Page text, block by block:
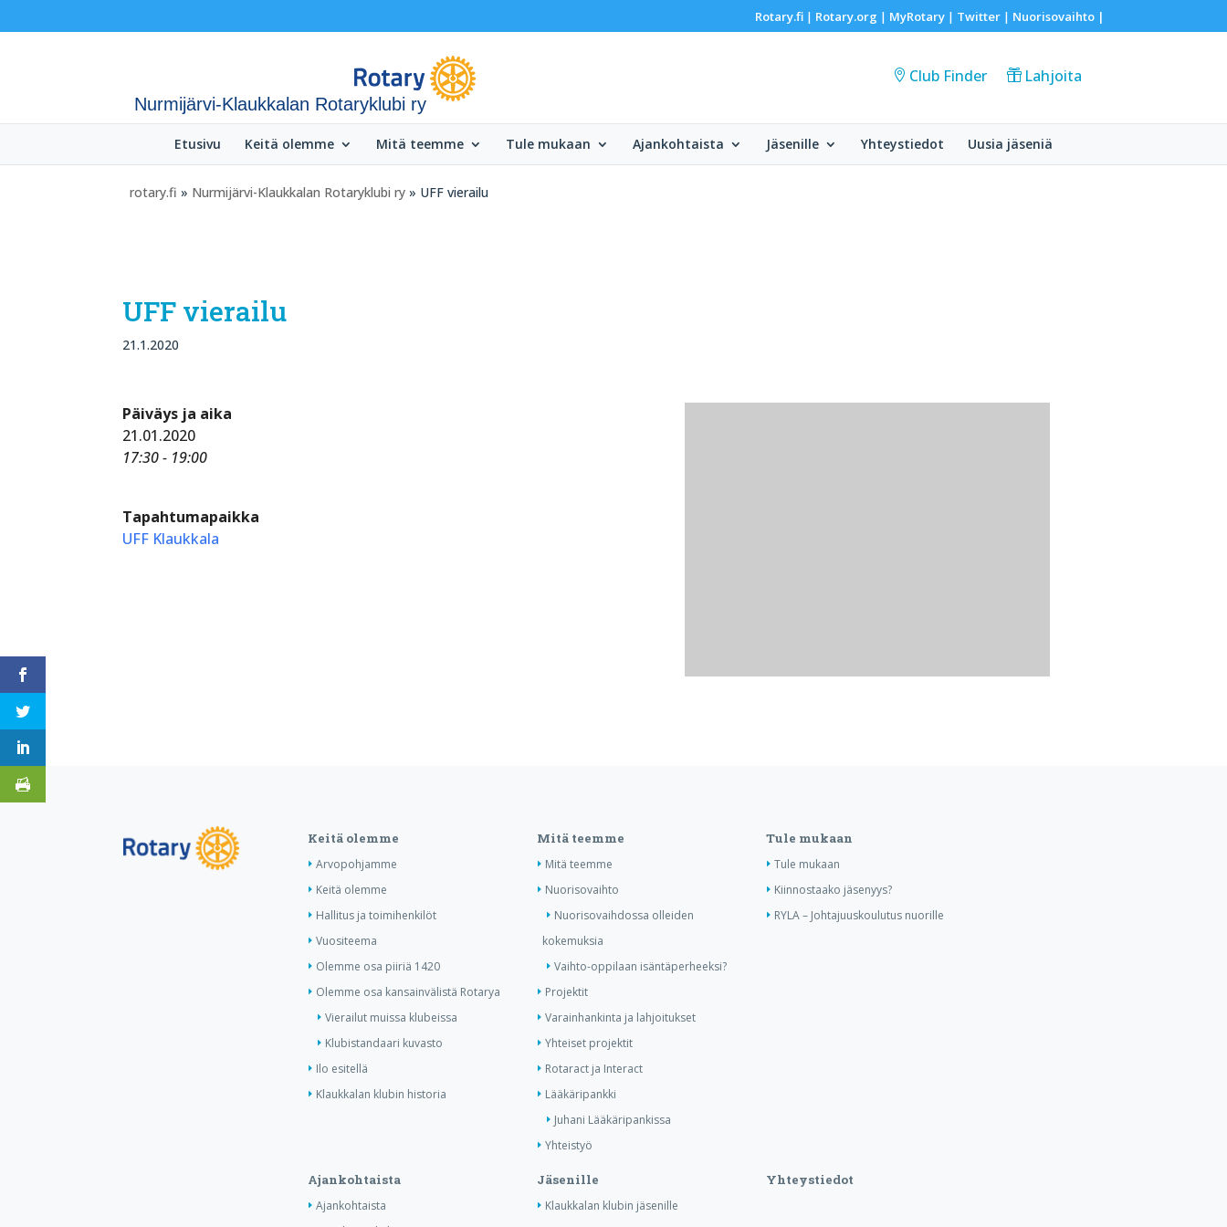
Rotary.fi| Rotary.org | MyRotary| Twitter| Nuorisovaihto|
Nurmijärvi-Klaukkalan Rotaryklubi ry
Club Finder Lahjoita
Etusivu Keitä olemme Mitä teemme Tule mukaan Ajankohtaista Jäsenille Yhteystiedot Uusia jäseniä
rotary.fi » Nurmijärvi-Klaukkalan Rotaryklubi ry » UFF vierailu
UFF vierailu
21.1.2020
Päiväys ja aika
21.01.2020
17:30 - 19:00
Tapahtumapaikka
UFF Klaukkala
Keitä olemme
Arvopohjamme
Keitä olemme
Hallitus ja toimihenkilöt
Vuositeema
Olemme osa piiriä 1420
Olemme osa kansainvälistä Rotarya
Vierailut muissa klubeissa
Klubistandaari kuvasto
Ilo esitellä
Klaukkalan klubin historia
Mitä teemme
Mitä teemme
Nuorisovaihto
Nuorisovaihdossa olleiden
kokemuksia
Vaihto-oppilaan isäntäperheeksi?
Projektit
Varainhankinta ja lahjoitukset
Yhteiset projektit
Rotaract ja Interact
Lääkäripankki
Juhani Lääkäripankissa
Yhteistyö
Tule mukaan
Tule mukaan
Kiinnostaako jäsenyys?
RYLA – Johtajuuskoulutus nuorille
Ajankohtaista
Ajankohtaista
Jäsenille
Klaukkalan klubin jäsenille
Yhteystiedot